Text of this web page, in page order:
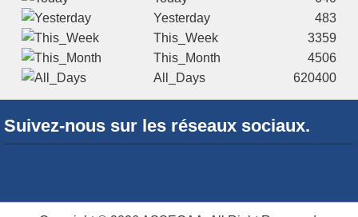
Yesterday
483
This_Week
3359
This_Month
4506
All_Days
620400
Suivez-nous sur les réseaux sociaux.